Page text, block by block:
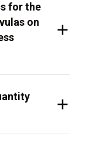
for the
on